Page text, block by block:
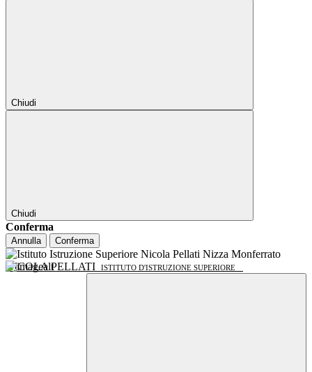
Chiudi
Chiudi
Conferma
Annulla Conferma
NICOLA PELLATI ISTITUTO D'ISTRUZIONE SUPERIORE